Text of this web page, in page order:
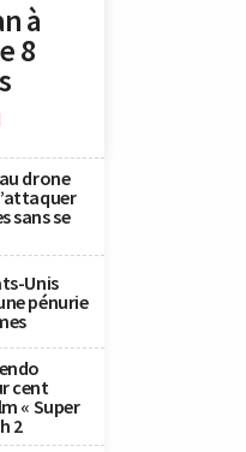
à
8
drone
sans se
Unis
pénurie
cent
« Super
2